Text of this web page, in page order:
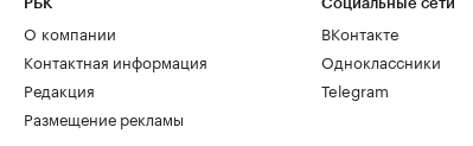
О компании
Контактная информация
Редакция
Размещение рекламы
ВКонтакте
Одноклассники
Telegram